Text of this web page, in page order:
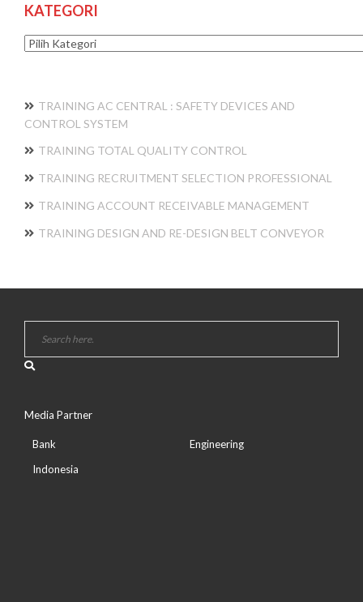
KATEGORI
Kategori
TRAINING AC CENTRAL : SAFETY DEVICES AND
CONTROL SYSTEM
TRAINING TOTAL QUALITY CONTROL
TRAINING RECRUITMENT SELECTION PROFESSIONAL
TRAINING ACCOUNT RECEIVABLE MANAGEMENT
TRAINING DESIGN AND RE-DESIGN BELT CONVEYOR
Media Partner
Bank
Indonesia
Engineering